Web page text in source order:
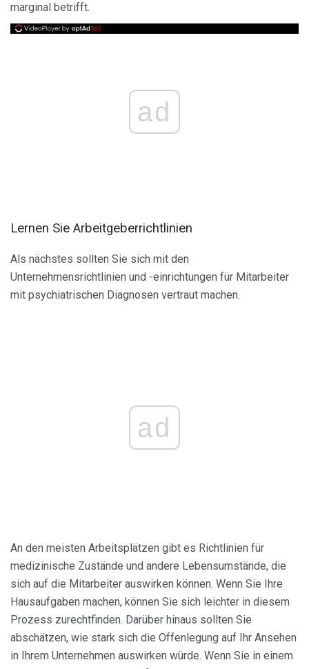
marginal betrifft.
ad
Lernen Sie Arbeitgeberrichtlinien
Als nächstes sollten Sie sich mit den
Unternehmensrichtlinien und -einrichtungen für Mitarbeiter
mit psychiatrischen Diagnosen vertraut machen.
ad
An den meisten Arbeitsplätzen gibt es Richtlinien für
medizinische Zustände und andere Lebensumstände, die
sich auf die Mitarbeiter auswirken können. Wenn Sie Ihre
Hausaufgaben machen, können Sie sich leichter in diesem
Prozess zurechtfinden. Darüber hinaus sollten Sie
abschätzen, wie stark sich die Offenlegung auf Ihr Ansehen
in Ihrem Unternehmen auswirken würde. Wenn Sie in einem